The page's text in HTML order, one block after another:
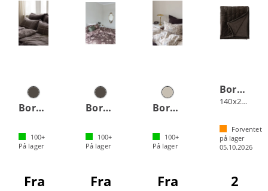
Borås Cotton Billie sengesett
100+
På lager
Fra
Borås Cotton Oline sengesett
100+
På lager
Fra
Borås Cotton Embla sengesett
100+
På lager
Fra
Borås Cotton Noor sengeteppe
140x260 Brun
Forventet
på lager
05.10.2026
2